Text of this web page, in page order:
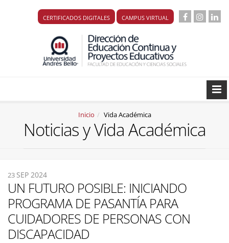
CERTIFICADOS DIGITALES CAMPUS VIRTUAL
Inicio Vida Académica
Noticias y Vida Académica
23 SEP 2024
UN FUTURO POSIBLE: INICIANDO
PROGRAMA DE PASANTÍA PARA
CUIDADORES DE PERSONAS CON
DISCAPACIDAD